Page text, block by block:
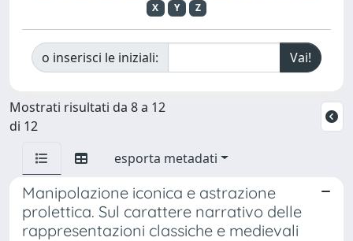
X
Y Z
o inserisci le iniziali:
Mostrati risultati da 8 a 12
di 12
esporta metadati
Manipolazione iconica e astrazione
prolettica. Sul carattere narrativo delle
rappresentazioni classiche e medievali